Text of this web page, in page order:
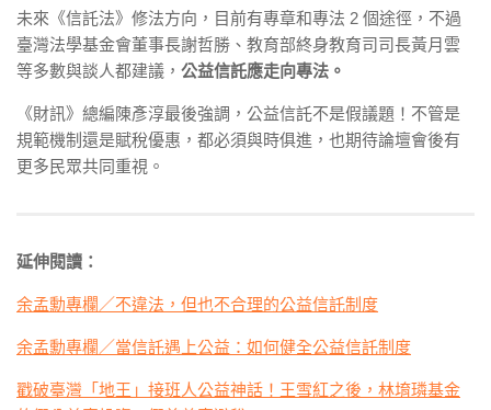
未來《信託法》修法方向，目前有專章和專法 2 個途徑，不過
臺灣法學基金會董事長謝哲勝、教育部終身教育司司長黃月雲
等多數與談人都建議， 公益信託應走向專法。
《財訊》總編陳彥淳最後強調，公益信託不是假議題！不管是
規範機制還是賦稅優惠，都必須與時俱進，也期待論壇會後有
更多民眾共同重視。
延伸閱讀：
余孟勳專欄／不違法，但也不合理的公益信託制度
余孟勳專欄／當信託遇上公益：如何健全公益信託制度
戳破臺灣「地王」接班人公益神話！王雪紅之後，林堉璘基金